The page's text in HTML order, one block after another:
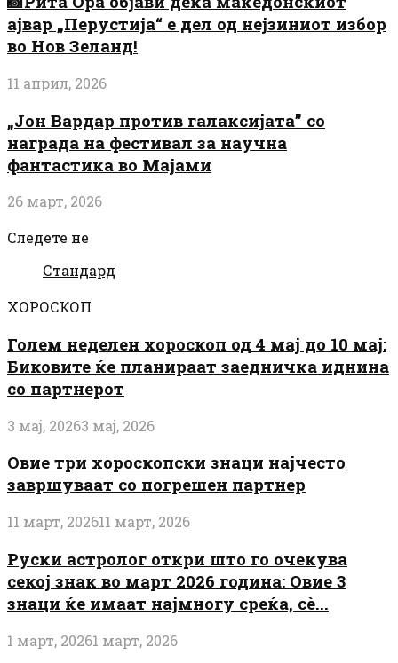
ајвар „Перустија“ е дел од нејзиниот избор
во Нов Зеланд!
11 април, 2026
„Јон Вардар против галаксијата” со
награда на фестивал за научна
фантастика во Мајами
26 март, 2026
Следете не
Стандард
ХОРОСКОП
Голем неделен хороскоп од 4 мај до 10 мај:
Биковите ќе планираат заедничка иднина
со партнерот
3 мај, 20263 мај, 2026
Овие три хороскопски знаци најчесто
завршуваат со погрешен партнер
11 март, 202611 март, 2026
Руски астролог откри што го очекува
секој знак во март 2026 година: Овие 3
знаци ќе имаат најмногу среќа, сè...
1 март, 20261 март, 2026